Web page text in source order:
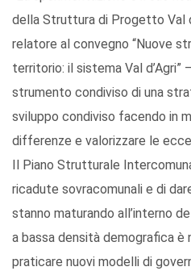
della Struttura di Progetto Val
relatore al convegno “Nuove
territorio: il sistema Val
strumento condiviso di una
sviluppo condiviso facendo in
differenze e valorizzare le
Il Piano Strutturale
ricadute sovracomunali e di
stanno maturando all’interno
a bassa densità demografica è
praticare nuovi modelli di